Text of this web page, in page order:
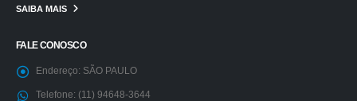
SAIBA MAIS
FALE CONOSCO
Endereço: SÃO PAULO
Telefone: (11) 94648-3644